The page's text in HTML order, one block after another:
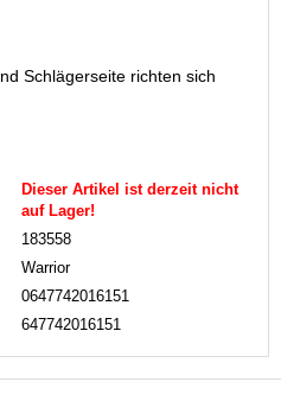
Schlägerseite richten sich
Dieser Artikel ist derzeit nicht
auf Lager!
183558
Warrior
0647742016151
647742016151